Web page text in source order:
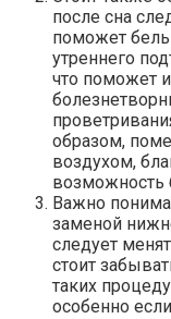
после сна
поможет
утреннего
что поможет
образом,
воздухом,
возможность
Важно
заменой
следует
стоит
таких
особенно